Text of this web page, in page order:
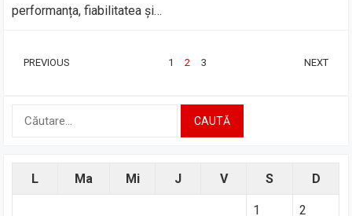
performanța, fiabilitatea și…
PAGINAȚIE
PREVIOUS 1 2 3 NEXT
Caută
L Ma Mi J V S D
1 2